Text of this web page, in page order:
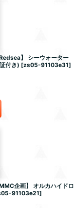
】 シーウォーター
付き) [zs05-91103e31]
企画】 オルカハイドロ
91103e21]